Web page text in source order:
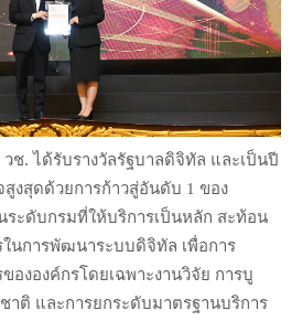
ช. ได้รับรางวัลรัฐบาลดิจิทัล และเป็นปี
สูงสุดด้วยการก้าวสู่อันดับ 1 ของ
ระดับกรมที่ให้บริการเป็นหลัก สะท้อน
นการพัฒนาระบบดิจิทัล เพื่อการ
ององค์กรโดยเฉพาะงานวิจัย การบู
าติ และการยกระดับมาตรฐานบริการ